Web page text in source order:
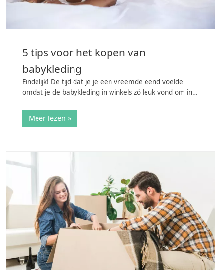
5 tips voor het kopen van
babykleding
Eindelijk! De tijd dat je je een vreemde eend voelde
omdat je de babykleding in winkels zó leuk vond om in
Meer lezen »